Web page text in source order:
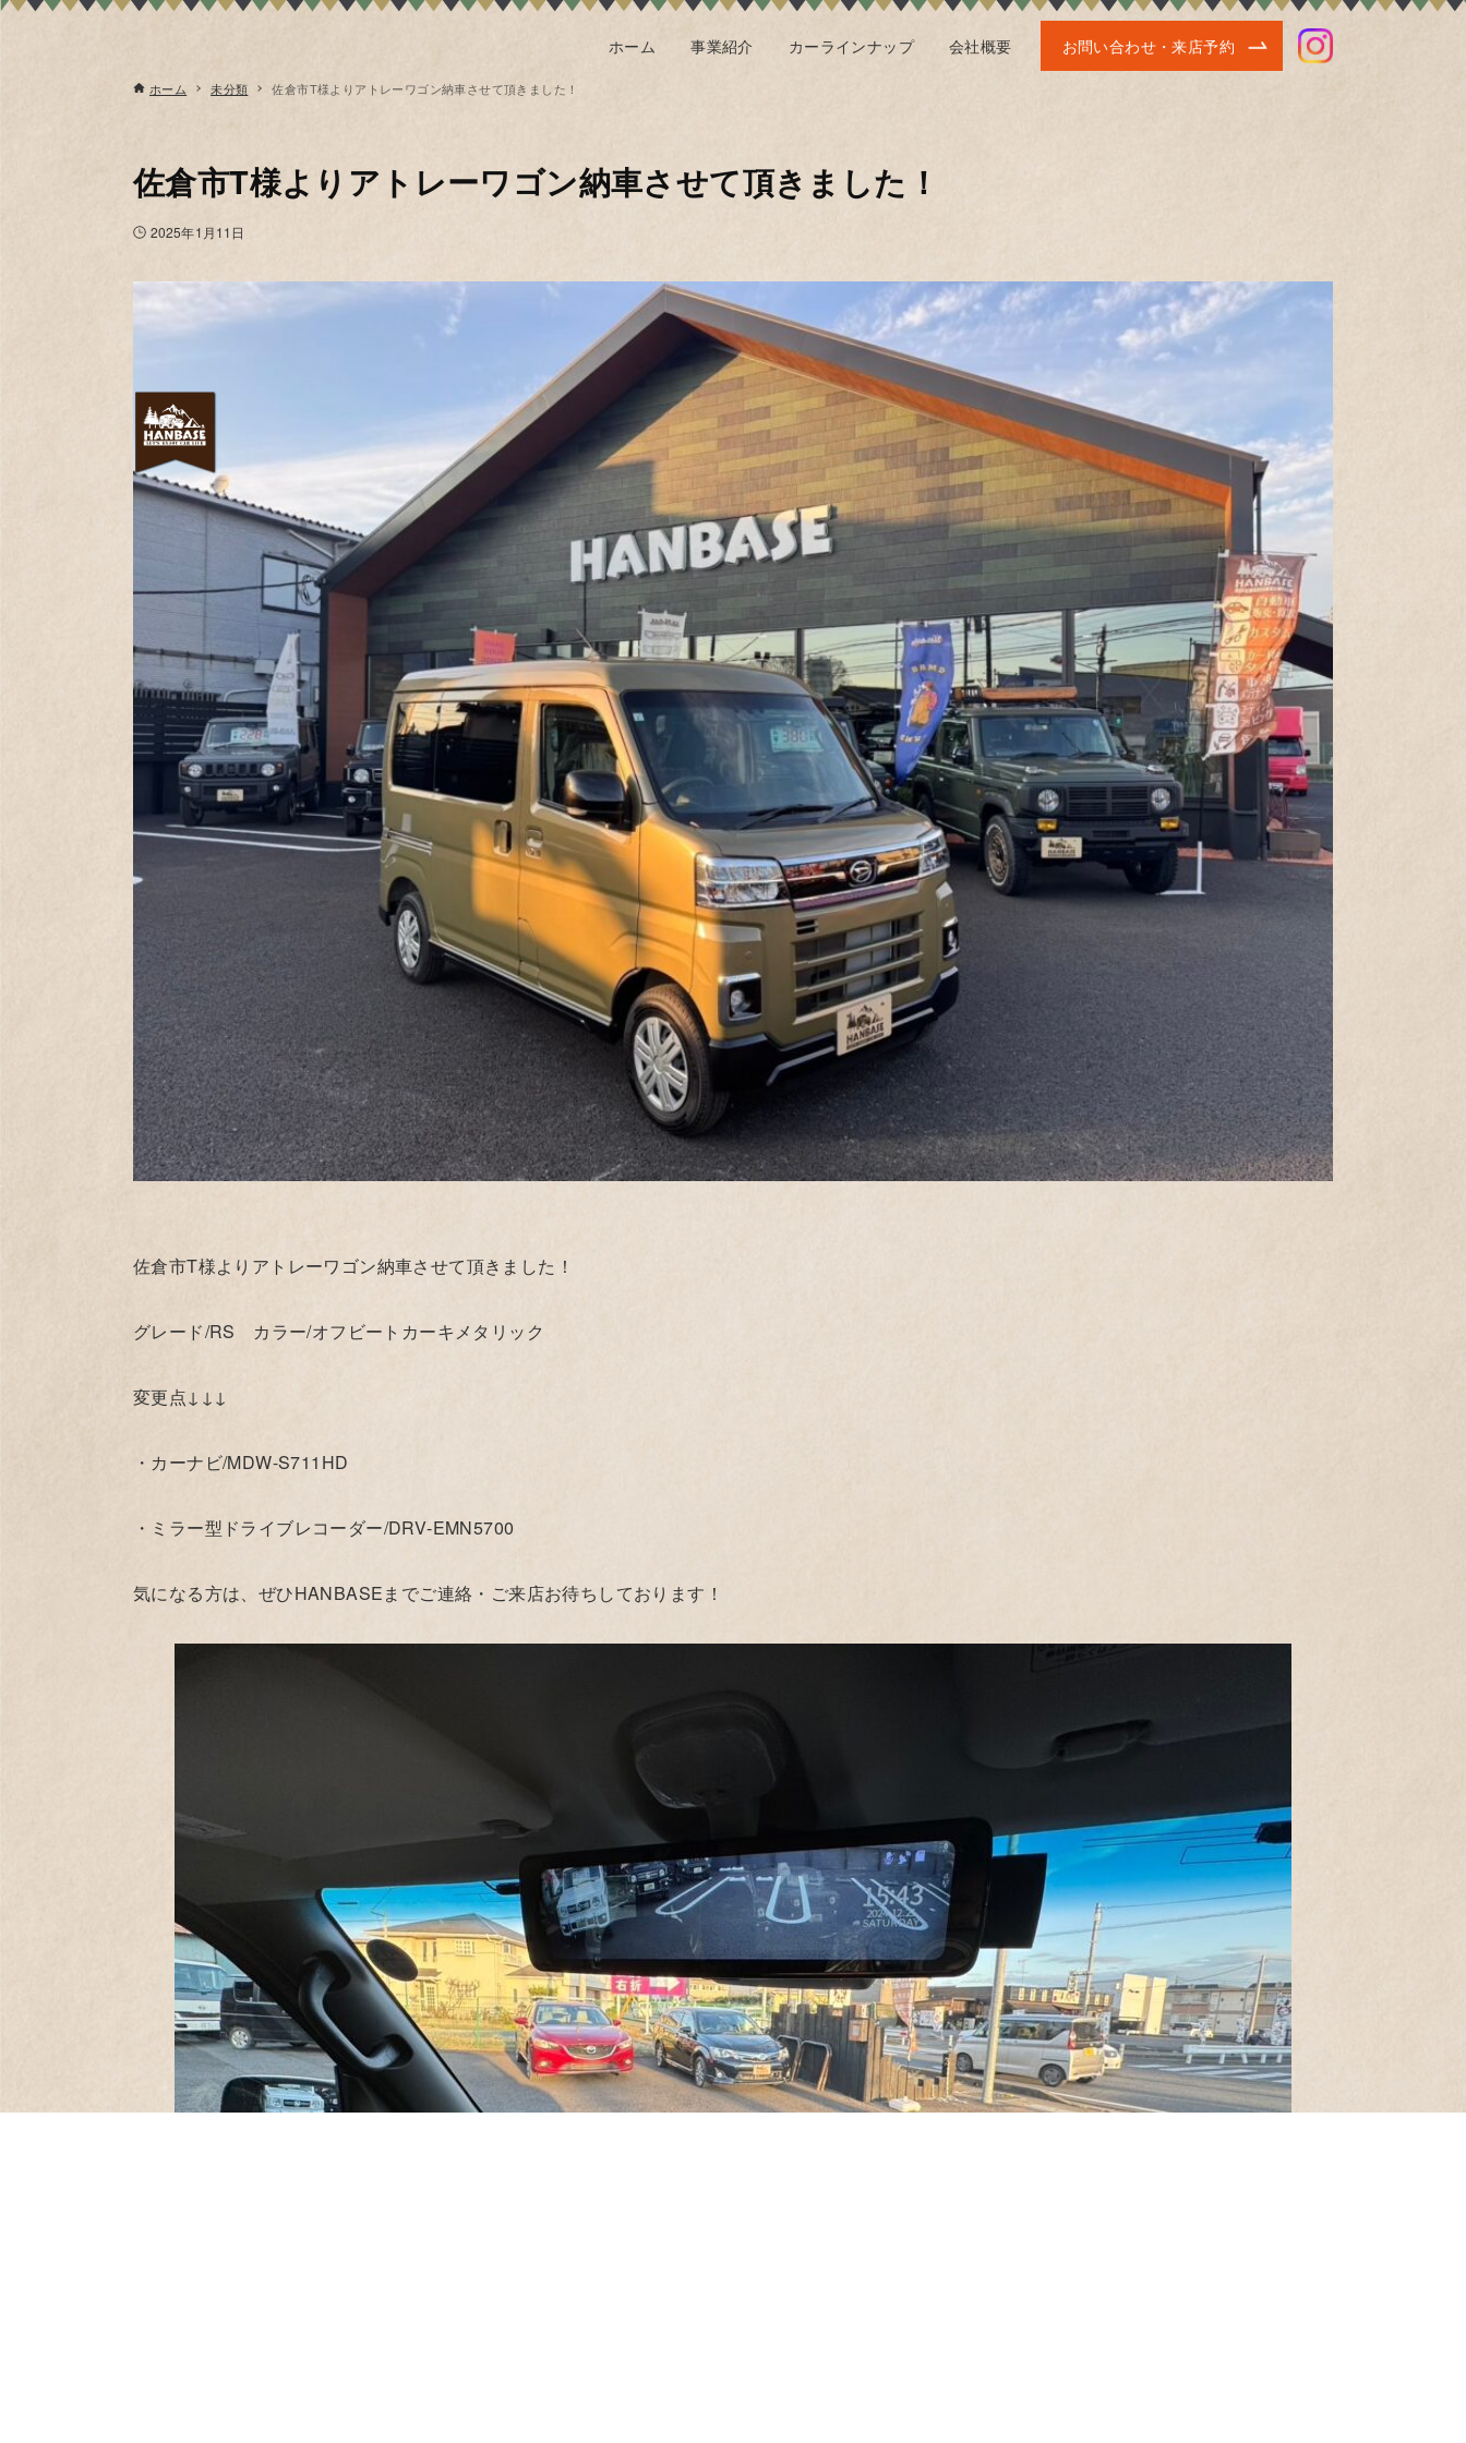
ホーム 事業紹介 カーラインナップ 会社概要 お問い合わせ・来店予約
ホーム 未分類 佐倉市T様よりアトレーワゴン納車させて頂きました！
佐倉市T様よりアトレーワゴン納車させて頂きました！
2025年1月11日
佐倉市T様よりアトレーワゴン納車させて頂きました！
グレード/RS カラー/オフビートカーキメタリック
変更点↓↓↓
・カーナビ/MDW-S711HD
・ミラー型ドライブレコーダー/DRV‐EMN5700
気になる方は、ぜひHANBASEまでご連絡・ご来店お待ちしております！